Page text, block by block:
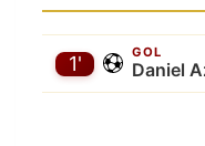
GOL
Daniel
1'